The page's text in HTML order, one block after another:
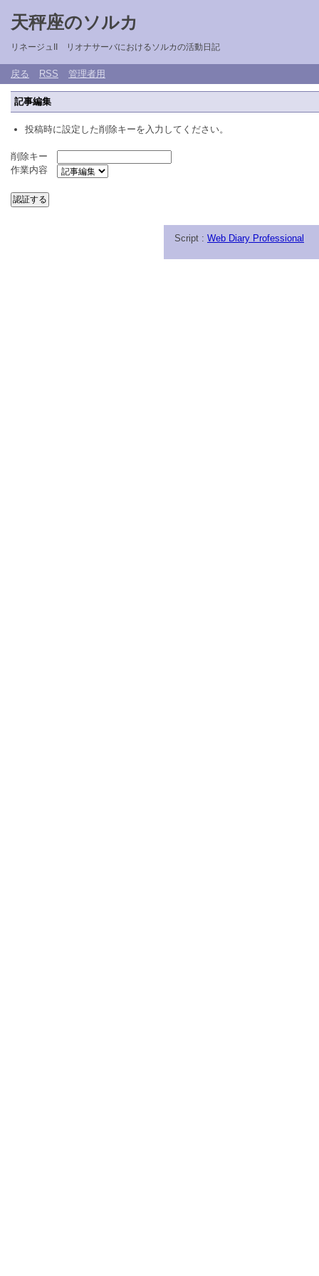
天秤座のソルカ
リネージュII リオナサーバにおけるソルカの活動日記
戻る RSS 管理者用
記事編集
投稿時に設定した削除キーを入力してください。
削除キー
作業内容
Script : Web Diary Professional